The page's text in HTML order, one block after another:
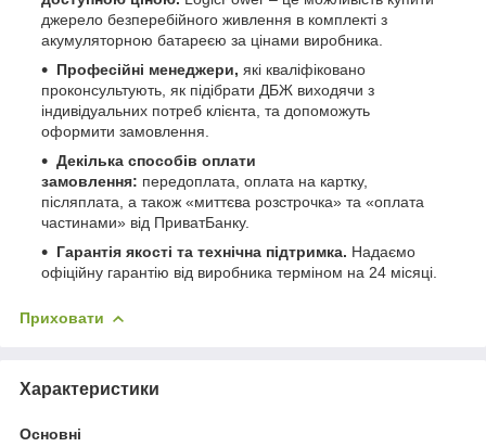
джерело безперебійного живлення в комплекті з
акумуляторною батареєю за цінами виробника.
Професійні менеджери, які кваліфіковано
проконсультують, як підібрати ДБЖ виходячи з
індивідуальних потреб клієнта, та допоможуть
оформити замовлення.
Декілька способів оплати
замовлення: передоплата, оплата на картку,
післяплата, а також «миттєва розстрочка» та «оплата
частинами» від ПриватБанку.
Гарантія якості та технічна підтримка. Надаємо
офіційну гарантію від виробника терміном на 24 місяці.
Приховати
Характеристики
Основні